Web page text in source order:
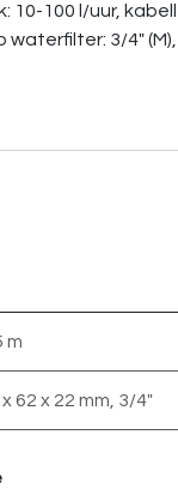
10-100 l/uur,
waterfilter: 3/4"
m
62 x 22 mm 3/4"